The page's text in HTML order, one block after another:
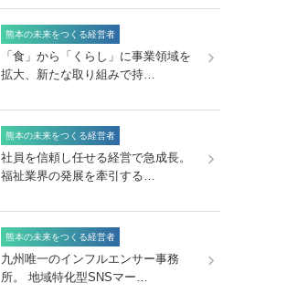
熊本の未来をつくる経営者
「食」から「くらし」に事業領域を
拡大、新たな取り組みで持…
熊本の未来をつくる経営者
社員を信頼し任せる経営で急成長。
福祉業界の発展を牽引する…
熊本の未来をつくる経営者
九州唯一のインフルエンサー事務
所。 地域特化型SNSマー…